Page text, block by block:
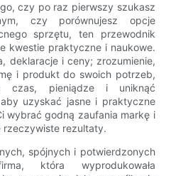
czy po raz pierwszy szukasz
czy porównujesz opcje
sprzętu, ten przewodnik
kwestie praktyczne i naukowe.
deklaracje i ceny; zrozumienie,
i produkt do swoich potrzeb,
czas, pieniądze i uniknąć
uzyskać jasne i praktyczne
wybrać godną zaufania markę i
rzeczywiste rezultaty.
spójnych i potwierdzonych
która wyprodukowała